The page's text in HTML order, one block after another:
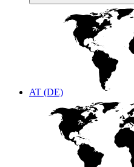
AT (DE)